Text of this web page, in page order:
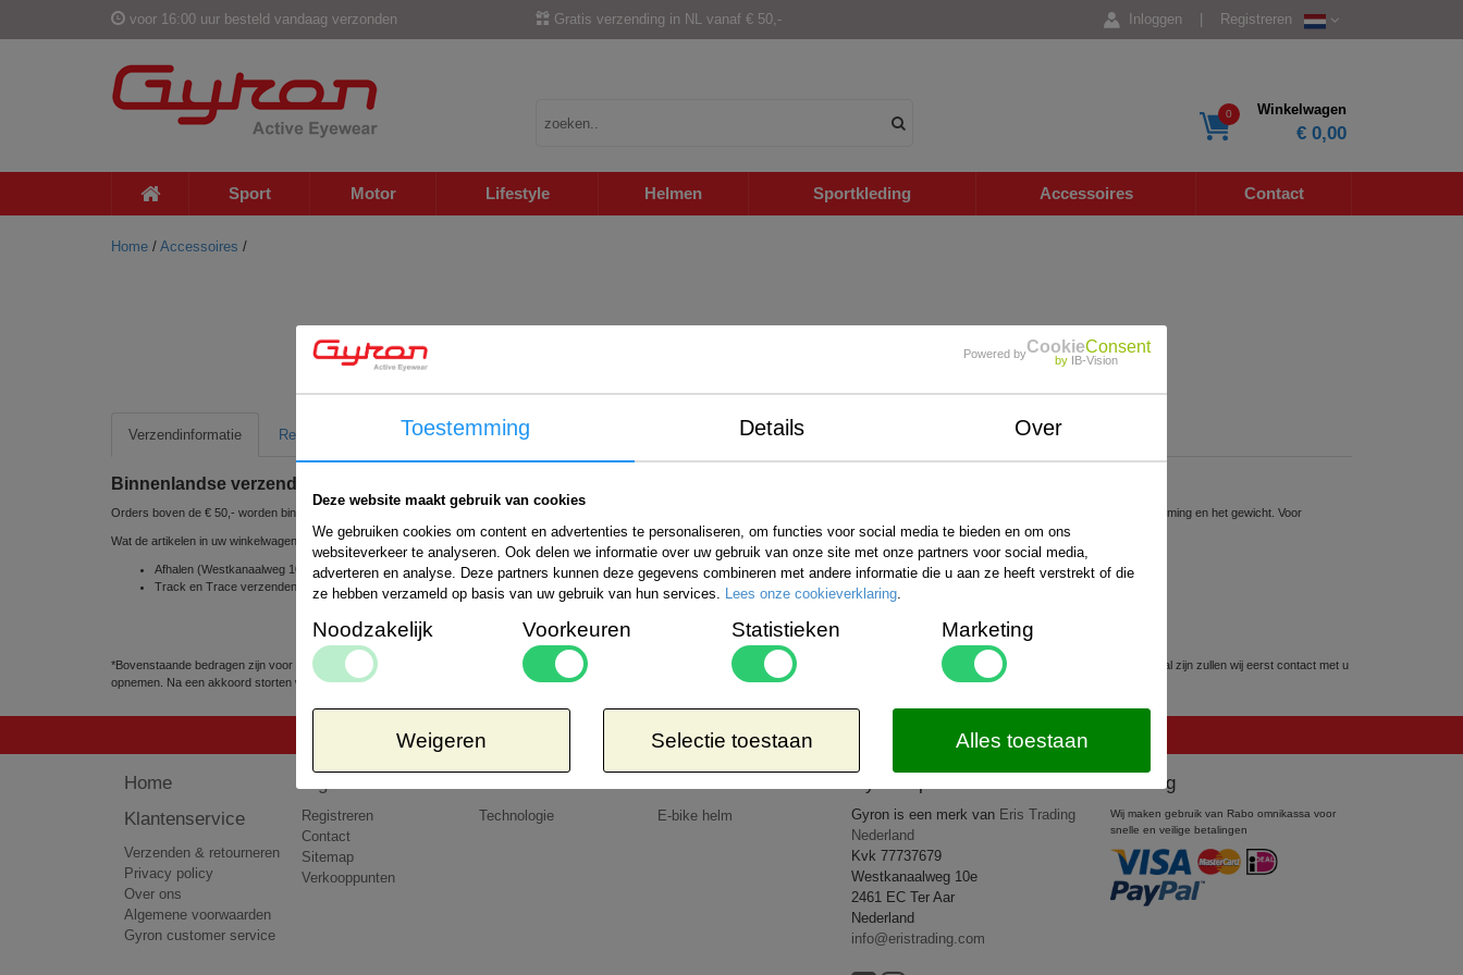
voor 16:00 uur besteld vandaag verzonden Gratis verzending in NL vanaf € 50,- Inloggen Registreren
0 Winkelwagen
€ 0,00
Sport Motor Lifestyle Helmen Sportkleding Accessoires Contact
Home / Accessoires /
Verzendinformatie Retour informatie
Binnenlandse verzending
Orders boven de € 50,- worden binnen Nederland gratis verzonden
Wat de artikelen in uw winkelwagen betreft, kunt u uit de volgende verzendmogelijkheden binnen Nederland kiezen:
Afhalen (Westkanaalweg 10e, 2461 EC Ter Aar, Nederland) => Kosteloos
Track en Trace verzenden via POSTNL 1 á 2 werkdagen => € 8,50*
Bestelling verzenden wij wereldwijd. De kosten hiervoor hangt af van de bestemming en het gewicht. Voor
uitgebreide informatie kunt u kijken op de website vanPostNL
Aangetekend
-EUR 1 => € 21,65*
-EUR 2 => € 26,65*
-WERELD => € 35,95*
*Bovenstaande bedragen zijn voor pakketten tot 5kg. Het kan voorkomen dat de door u bestelde goederen lichter zijn dan 5kg of op een goedkopere wijze verzonden kunnen worden. Mocht dit het geval zijn zullen wij eerst contact met u
opnemen. Na een akkoord storten wij het teveel betaalde bedrag terug op uw rekening.
All rights reserved2026 © www.gyronsport.nl
Home
Klantenservice
Verzenden & retourneren
Privacy policy
Over ons
Algemene voorwaarden
Gyron customer service
Registreren
Contact
Sitemap
Verkooppunten
Technologie E-bike helm Gyron is een merk van Eris Trading
Nederland
Kvk 77737679
Westkanaalweg 10e
2461 EC Ter Aar
Nederland
info@eristrading.com
Betaling
Wij maken gebruik van Rabo omnikassa voor
snelle en veilige betalingen
Powered byCookieConsent
by IB-Vision
Toestemming Details Over
Deze website maakt gebruik van cookies
We gebruiken cookies om content en advertenties te personaliseren, om functies voor social media te bieden en om ons
websiteverkeer te analyseren. Ook delen we informatie over uw gebruik van onze site met onze partners voor social media,
adverteren en analyse. Deze partners kunnen deze gegevens combineren met andere informatie die u aan ze heeft verstrekt of die
ze hebben verzameld op basis van uw gebruik van hun services. Lees onze cookieverklaring.
Noodzakelijk Voorkeuren Statistieken Marketing
Weigeren Selectie toestaan Alles toestaan